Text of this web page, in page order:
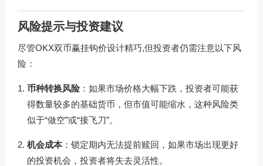
风险提示与投资建议
尽管OKX双币赢挂钩价设计精巧,但投资者仍需注意以下风
险：
币种转换风险：如果市场价格大幅下跌，投资者可能获
得数量较多的基础货币，但市值可能缩水，这种风险类
似于“做空”或“接飞刀”。
机会成本：锁定期内无法提前赎回，如果市场出现更好
的投资机会，投资者将失去灵活性。